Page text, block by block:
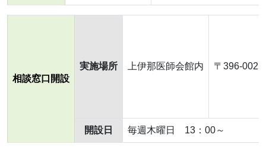
相談窓口開設
実施場所 上伊那医師会館内 〒396-
開設日 毎週木曜日 13：00～